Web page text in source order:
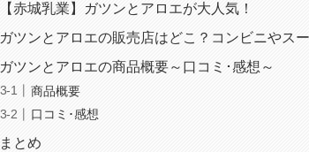
【赤城乳業】ガツンとアロエが大人気！
ガツンとアロエの販売店はどこ？コンビニやス
ガツンとアロエの商品概要～口コミ･感想～
商品概要
口コミ･感想
まとめ